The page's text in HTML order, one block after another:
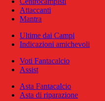
Attaccanti
Mantra
Ultime dai Campi
Indicazioni amichevoli
Voti Fantacalcio
Assist
Asta Fantacalcio
Asta di riparazione